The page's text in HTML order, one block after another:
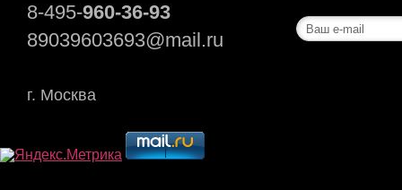
8-495-960-36-93
89039603693@mail.ru
г. Москва